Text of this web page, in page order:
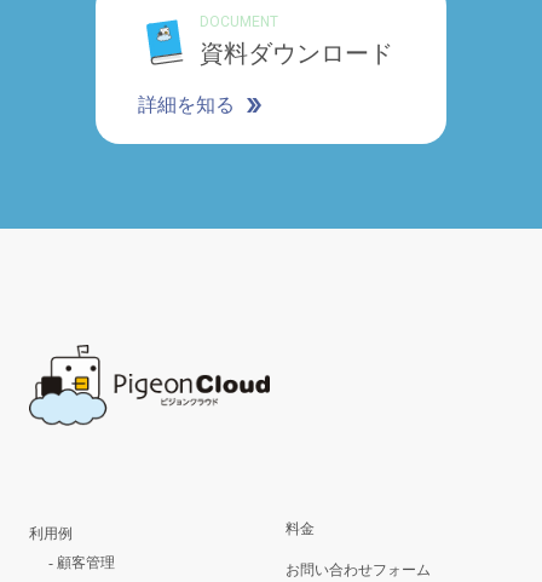
DOCUMENT
資料ダウンロード
詳細を知る
利用例
- 顧客管理
料金
お問い合わせフォーム